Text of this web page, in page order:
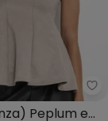
(Off White)
Peplum em